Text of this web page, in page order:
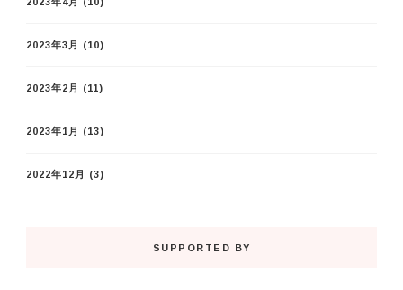
2023年3月 (10)
2023年2月 (11)
2023年1月 (13)
2022年12月 (3)
SUPPORTED BY